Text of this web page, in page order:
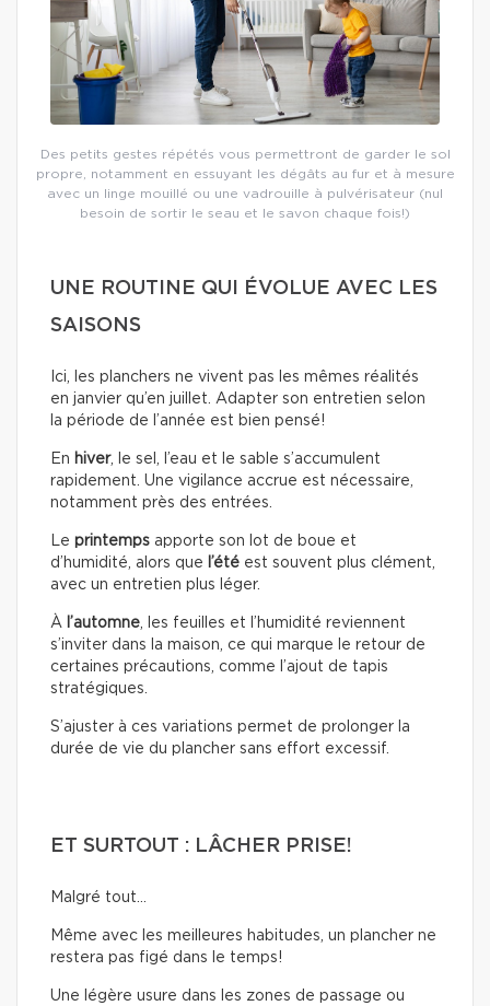
Des petits gestes répétés vous permettront de garder le sol
propre, notamment en essuyant les dégâts au fur et à mesure
avec un linge mouillé ou une vadrouille à pulvérisateur (nul
besoin de sortir le seau et le savon chaque fois!)
UNE ROUTINE QUI ÉVOLUE AVEC LES
SAISONS
Ici, les planchers ne vivent pas les mêmes réalités
en janvier qu’en juillet. Adapter son entretien selon
la période de l’année est bien pensé!
En hiver, le sel, l’eau et le sable s’accumulent
rapidement. Une vigilance accrue est nécessaire,
notamment près des entrées.
Le printemps apporte son lot de boue et
d’humidité, alors que l’été est souvent plus clément,
avec un entretien plus léger.
À l’automne , les feuilles et l’humidité reviennent
s’inviter dans la maison, ce qui marque le retour de
certaines précautions, comme l’ajout de tapis
stratégiques.
S’ajuster à ces variations permet de prolonger la
durée de vie du plancher sans effort excessif.
ET SURTOUT : LÂCHER PRISE!
Malgré tout…
Même avec les meilleures habitudes, un plancher ne
restera pas figé dans le temps!
Une légère usure dans les zones de passage ou